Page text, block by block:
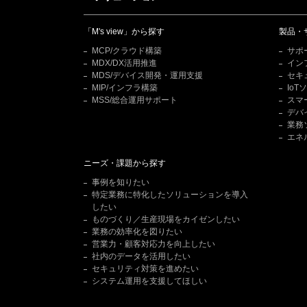
「M's view」から探す
MCP/クラウド構築
MDX/DX活用推進
MDS/デバイス開発・運用支援
MIP/インフラ構築
MSS/総合運用サポート
製品・
サポ
イン
セキ
IoT
スマ
デバ
業務
エネ
ニーズ・課題から探す
事例を知りたい
特定業務に特化したソリューションを導入
したい
ものづくり／生産現場をカイゼンしたい
業務の効率化を図りたい
営業力・顧客対応力を向上したい
社内のデータを活用したい
セキュリティ対策を進めたい
システム運用を支援してほしい